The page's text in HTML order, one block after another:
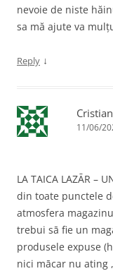
nevoie de niste
sa mă ajute va
Reply ↓
11/06/
LA TAICA LAZĀR –
din toate punctele
atmosfera
trebui sā fie un
produsele expuse
nici mācar nu ating